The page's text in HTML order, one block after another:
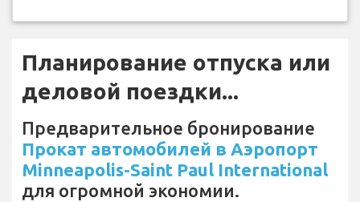
Планирование отпуска или
деловой поездки...
Предварительное бронирование
Прокат автомобилей в Аэропорт
Minneapolis-Saint Paul International
для огромной экономии.